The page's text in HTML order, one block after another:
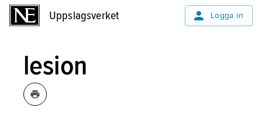
Uppslagsverket Logga in
lesion